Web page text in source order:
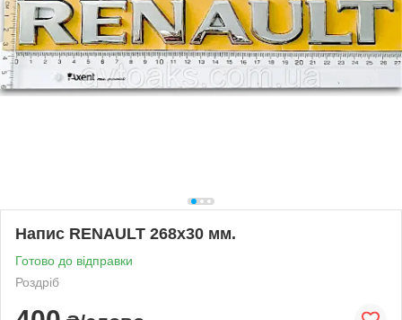
Напис RENAULT 268х30 мм.
Готово до відправки
Роздріб